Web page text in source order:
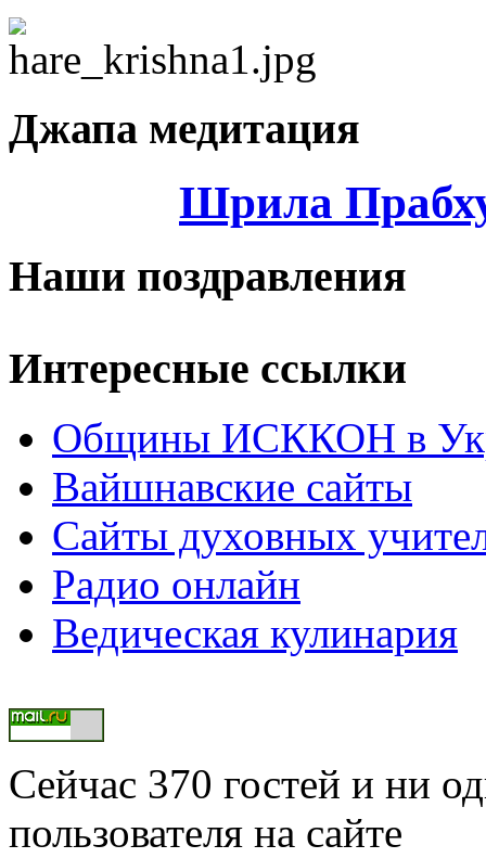
Джапа медитация
Шрила
Наши поздравления
Интересные ссылки
Общины ИСККОН в
Вайшнавские сайты
Сайты духовных
Радио онлайн
Ведическая кулинария
Сейчас 370 гостей и ни
пользователя на сайте